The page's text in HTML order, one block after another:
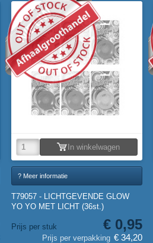
NIEUW
In winkelwagen
? Meer informatie
T79057 - LICHTGEVENDE GLOW
YO YO MET LICHT (36st.)
Prijs per stuk € 0,95
Prijs per verpakking € 34,20